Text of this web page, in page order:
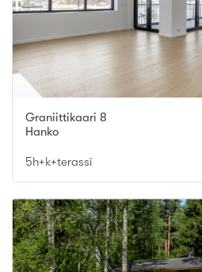
Graniittikaari 8
Hanko
5h+k+terassi